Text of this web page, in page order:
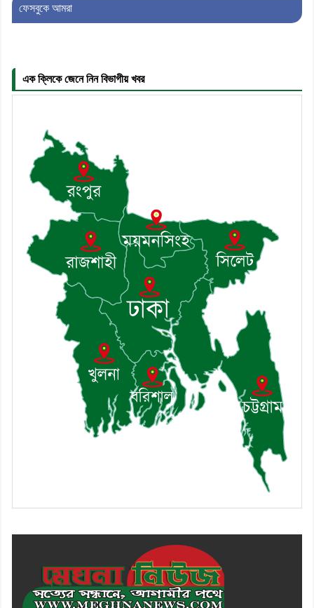
কমিটির মাসিক সভা অনুষ্ঠিত
৮। দাউদকান্দিতে মুচি সম্প্রদায়ের খোঁজখবর
নিলেন ড. খন্দকার মারুফ হোসেন
৯। মেঘনায় আইন-শৃঙ্খলা কমিটির মাসিক
সভা অনুষ্ঠিত
১০। জাতীয় নেতা ড. খন্দকার মোশাররফ
হোসেনের মূল্যায়ন কোথায় এবং একটি
বিশ্লেষণ
ফেসবুকে আমরা
এক ক্লিকে জেনে নিন বিভাগীয় খবর